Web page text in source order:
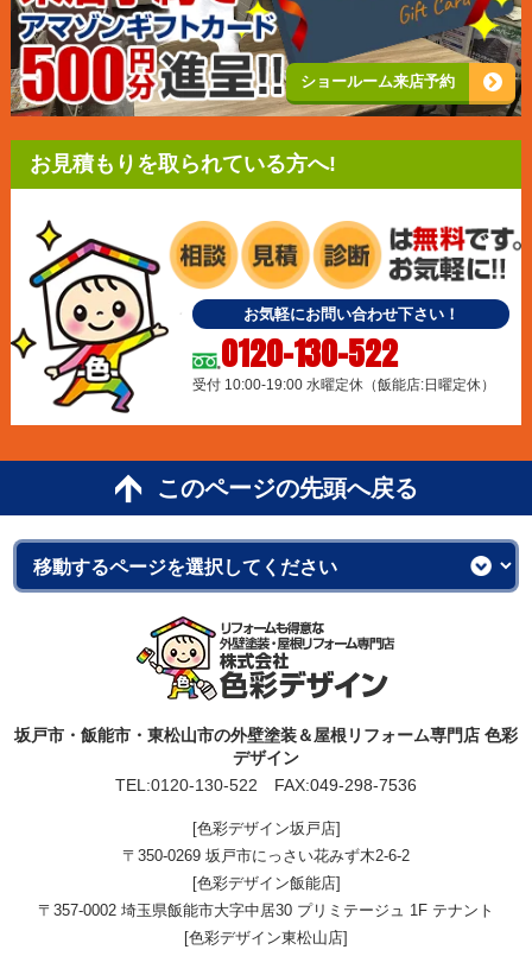
ショールーム来店予約
お見積もりを取られている方へ!
お気軽にお問い合わせ下さい！
0120-130-522
受付 10:00-19:00 水曜定休（飯能店:日曜定休）
このページの先頭へ戻る
坂戸市・飯能市・東松山市の外壁塗装＆屋根リフォーム専門店 色彩
デザイン
TEL:0120-130-522 FAX:049-298-7536
[色彩デザイン坂戸店]
〒350-0269 坂戸市にっさい花みず木2-6-2
[色彩デザイン飯能店]
〒357-0002 埼玉県飯能市大字中居30 プリミテージュ 1F テナント
[色彩デザイン東松山店]